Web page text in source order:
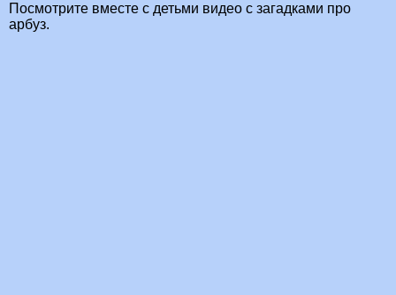
Посмотрите вместе с детьми видео с загадками про
арбуз.